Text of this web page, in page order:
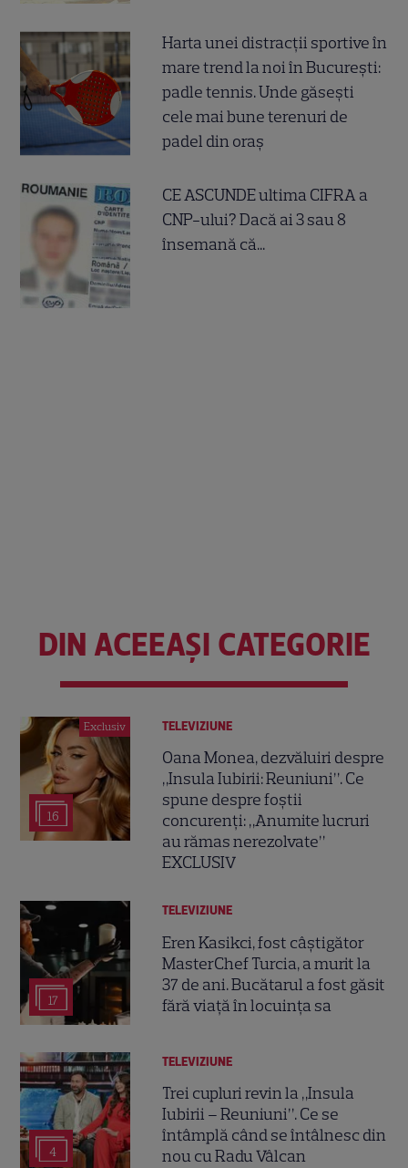
Harta unei distracții sportive în
mare trend la noi în București:
padle tennis. Unde găsești
cele mai bune terenuri de
padel din oraș
CE ASCUNDE ultima CIFRA a
CNP-ului? Dacă ai 3 sau 8
însemană că...
DIN ACEEAȘI CATEGORIE
Exclusiv
16
TELEVIZIUNE
Oana Monea, dezvăluiri despre
„Insula Iubirii: Reuniuni”. Ce
spune despre foștii
concurenți: „Anumite lucruri
au rămas nerezolvate”
EXCLUSIV
17
TELEVIZIUNE
Eren Kasikci, fost câștigător
MasterChef Turcia, a murit la
37 de ani. Bucătarul a fost găsit
fără viață în locuința sa
4
TELEVIZIUNE
Trei cupluri revin la „Insula
Iubirii – Reuniuni”. Ce se
întâmplă când se întâlnesc din
nou cu Radu Vâlcan